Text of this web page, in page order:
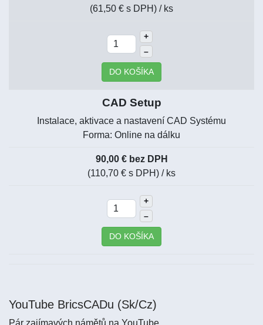
(61,50 € s DPH) / ks
+
–
DO KOŠÍKA
CAD Setup
Instalace, aktivace a nastavení CAD Systému
Forma: Online na dálku
90,00 € bez DPH
(110,70 € s DPH) / ks
+
–
DO KOŠÍKA
YouTube BricsCADu (Sk/Cz)
Pár zajímavých námětů na YouTube